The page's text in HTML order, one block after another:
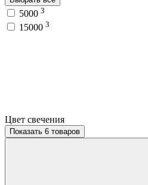
5000 3
15000 3
Цвет свечения
Показать 6 товаров